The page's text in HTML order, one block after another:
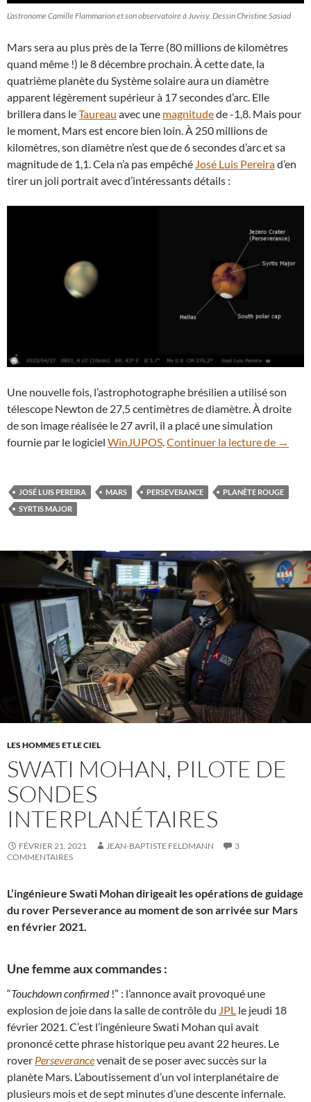
L’astronome Camille Flammarion et son observatoire à Juvisy. Dessin Christine Sasiad
Mars sera au plus près de la Terre (80 millions de kilomètres
quand même !) le 8 décembre prochain. À cette date, la
quatrième planète du Système solaire aura un diamètre
apparent légèrement supérieur à 17 secondes d’arc. Elle
brillera dans leTaureau avec une magnitudede -1,8. Mais pour
le moment, Mars est encore bien loin. À 250 millions de
kilomètres, son diamètre n’est que de 6 secondes d’arc et sa
magnitude de 1,1. Cela n’a pas empêché José Luis Pereirad’en
tirer un joli portrait avec d’intéressants détails :
Une nouvelle fois, l’astrophotographe brésilien a utilisé son
télescope Newton de 27,5 centimètres de diamètre. À droite
de son image réalisée le 27 avril, il a placé une simulation
fournie par le logiciel WinJUPOS Continuer la lecture de →
JOSÉ LUIS PEREIRA MARS PERSEVERANCE
PLANÈTE ROUGE
SYRTIS MAJOR
LES HOMMES ET LE CIEL
SWATI MOHAN, PILOTE DE
SONDES
INTERPLANÉTAIRES
FÉVRIER 21, 2021 JEAN-BAPTISTE FELDMANN
3
COMMENTAIRES
L’ingénieure Swati Mohan dirigeait les opérations de guidage
du rover Perseverance au moment de son arrivée sur Mars
en février 2021.
Une femme aux commandes :
“Touchdown confirmed !” : l’annonce avait provoqué une
explosion de joie dans la salle de contrôle du JPL le jeudi 18
février 2021. C’est l’ingénieure Swati Mohan qui avait
prononcé cette phrase historique peu avant 22 heures. Le
rover Perseverancevenait de se poser avec succès sur la
planète Mars. L’aboutissement d’un vol interplanétaire de
plusieurs mois et de sept minutes d’une descente infernale.